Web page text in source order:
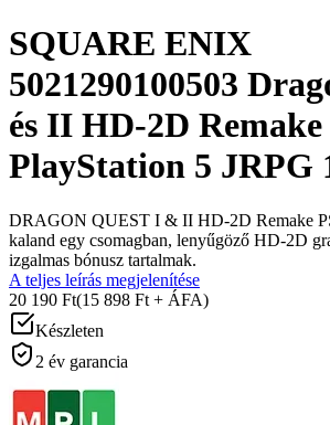
SQUARE ENIX
5021290100503
és II HD-2D Remake
PlayStation 5 JRPG
DRAGON QUEST I & II HD-2D Remake
kaland egy csomagban, lenyűgöző HD-2D
izgalmas bónusz tartalmak.
A teljes leírás megjelenítése
20 190 Ft(15 898 Ft + ÁFA)
Készleten
2 év garancia